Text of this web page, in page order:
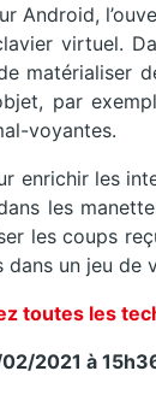
Android,
virtuel.
matérialiser
par
voyantes.
enrichir les
les
les coups
dans un jeu de
toutes les
2021 à